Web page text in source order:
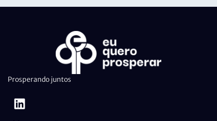
Prosperando juntos